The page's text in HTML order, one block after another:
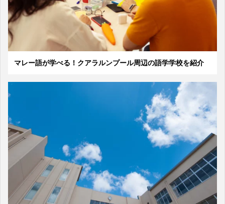
マレー語が学べる！クアラルンプール周辺の語学学校を紹介